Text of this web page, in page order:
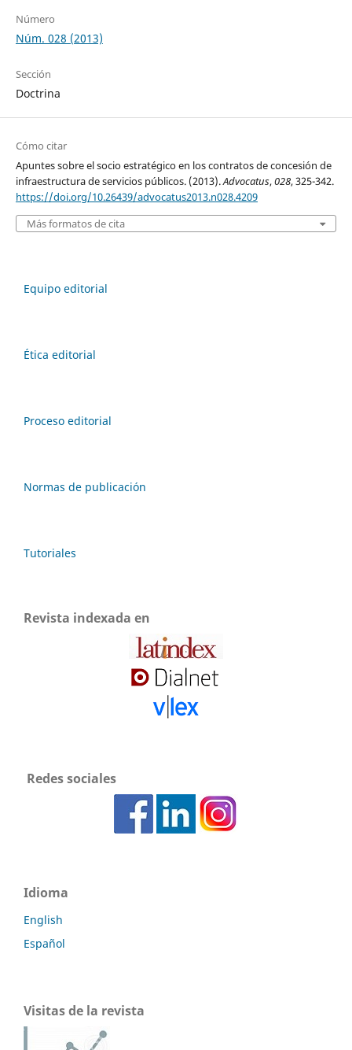
Número
Núm. 028 (2013)
Sección
Doctrina
Cómo citar
Apuntes sobre el socio estratégico en los contratos de concesión de
infraestructura de servicios públicos. (2013).Advocatus,028, 325-342.
https://doi.org/10.26439/advocatus2013.n028.4209
Más formatos de cita
Equipo editorial
Ética editorial
Proceso editorial
Normas de publicación
Tutoriales
Revista indexada en
Redes sociales
Idioma
English
Español
Visitas de la revista